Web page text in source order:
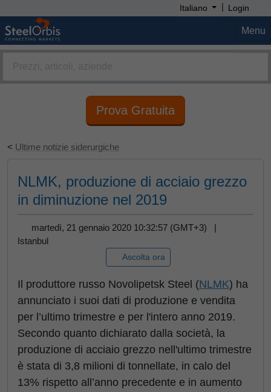
Italiano | Login
Menu
Prova Gratuita
< Ultime notizie siderurgiche
NLMK, produzione di acciaio grezzo
in diminuzione nel 2019
martedì, 21 gennaio 2020 10:32:57 (GMT+3) |
Istanbul
Ascolta ora
Il produttore russo Novolipetsk Steel (NLMK) ha
annunciato i suoi dati di produzione e vendita
per l’ultimo trimestre e per l'intero anno 2019.
Secondo quanto dichiarato dalla società, la
produzione di acciaio grezzo nell'ultimo trimestre
è stata di 3,8 milioni di tonnellate, in calo del
13% rispetto all’anno precedente e in aumento